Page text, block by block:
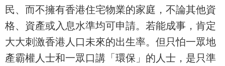
民、而不擁有香港住宅物業的家庭，不論其他資
格、資產或入息水準均可申請。若能成事，肯定
大大刺激香港人口未來的出生率。但只怕一眾地
產霸權人士和一眾口講「環保」的人士，是只準